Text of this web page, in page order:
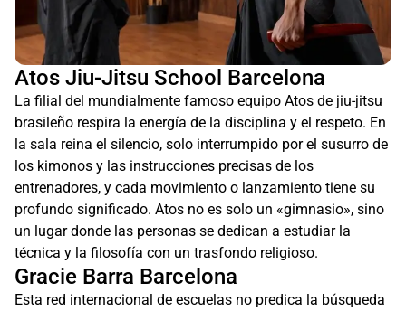
Madsport Academy
Atos Jiu-Jitsu School Barcelona
La filial del mundialmente famoso equipo Atos de jiu-jitsu
brasileño respira la energía de la disciplina y el respeto. En
la sala reina el silencio, solo interrumpido por el susurro de
los kimonos y las instrucciones precisas de los
entrenadores, y cada movimiento o lanzamiento tiene su
profundo significado. Atos no es solo un «gimnasio», sino
un lugar donde las personas se dedican a estudiar la
técnica y la filosofía con un trasfondo religioso.
Gracie Barra Barcelona
Esta red internacional de escuelas no predica la búsqueda